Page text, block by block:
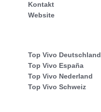
Kontakt
Website
Top Vivo Deutschland
Top Vivo España
Top Vivo Nederland
Top Vivo Schweiz